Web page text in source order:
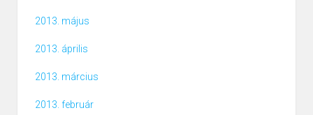
2013. május
2013. április
2013. március
2013. február